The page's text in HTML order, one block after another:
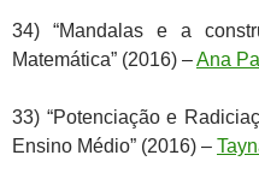
34) “Mandalas e a
Matemática” (2016) –Ana
33) “Potenciação e
Ensino Médio” (2016) –